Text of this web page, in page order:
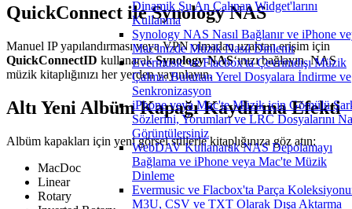
Dinamik Şu An Çalınan Widget'larını
Kullanma
Synology NAS Nasıl Bağlanır ve iPhone
Mac'inizde Müzik Nasıl Dinlenir
Evermusic ve Flacbox'ta Çevrimdışı Müzik
Çalma: Buluttan Yerel Dosyalara İndirme ve
Senkronizasyon
iPhone veya Mac'te Müzik için Gömülü
Sözlerini, Yorumları ve LRC Dosyalarını
Görüntülersiniz
WebDAV Kullanarak NAS Depolamayı
Bağlama ve iPhone veya Mac'te Müzik
Dinleme
Evermusic ve Flacbox'ta Parça
M3U, CSV ve TXT Olarak Dışa Aktarma
QuickConnect ile Synology NAS
Manuel IP yapılandırması veya VPN olmadan uzaktan erişim için
QuickConnectID kullanarakSynology NAS‘ınızı bağlayın. NAS
müzik kitaplığınızı her yerden yayınlayın.
Altı Yeni Albüm Kapağı Kaydırma Efekti
Albüm kapakları için yeni görsel stillerle kitaplığınıza göz atın:
MacDoc
Linear
Rotary